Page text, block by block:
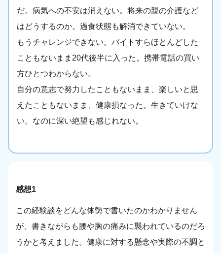
だ。病気への不安は消えない。将来の親の介護など
はどうするのか。過食状態も解消できていない。
もうチャレンジできない。バイトすらほとんどした
こともないまま20代後半に入った。携帯電話の買い
方ひとつわからない。
自分の意志で努力したこともないまま、楽しいと思
えたこともないまま、健康損なった。生きていけな
い。なのに深い絶望も感じれない。
感想1
この経験談をどんな体勢で書いたのかわかりません
が、書きながらも腰や胸の痛みに襲われているのだろ
うかと考えました。健康に対する懸念や実際の不調と